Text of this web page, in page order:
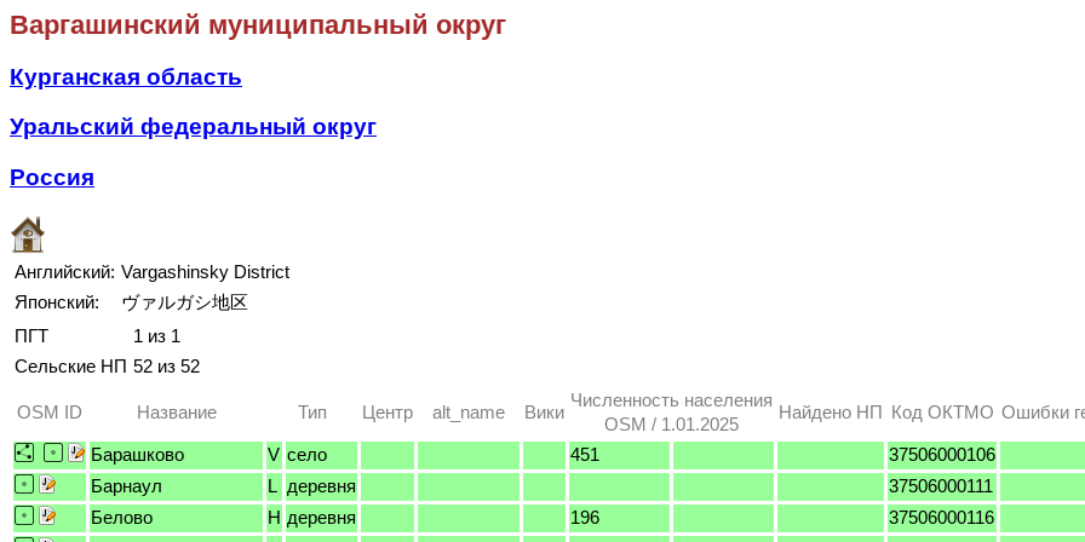
Варгашинский муниципальный округ
Курганская область
Уральский федеральный округ
Россия
Английский: Vargashinsky District
Японский:
ヴァルガシ地区
ПГТ
1 из 1
Сельские НП 52 из 52
OSM ID Название Тип Центр alt_name Вики
Численность населения
OSM / 1.01.2025
Найдено НП Код ОКТМО Ошибки
Барашково V село 451
37506000106
Барнаул
L деревня
37506000111
Белово
H деревня 196
37506000116